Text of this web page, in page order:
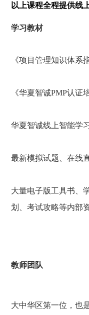
以上课程全程提供线
学习教材
《项目管理知识体系
《华夏智诚PMP认证
华夏智诚线上智能学
最新模拟试题、在线
大量电子版工具书、
划、考试攻略等内部
教师团队
大中华区第一位，也